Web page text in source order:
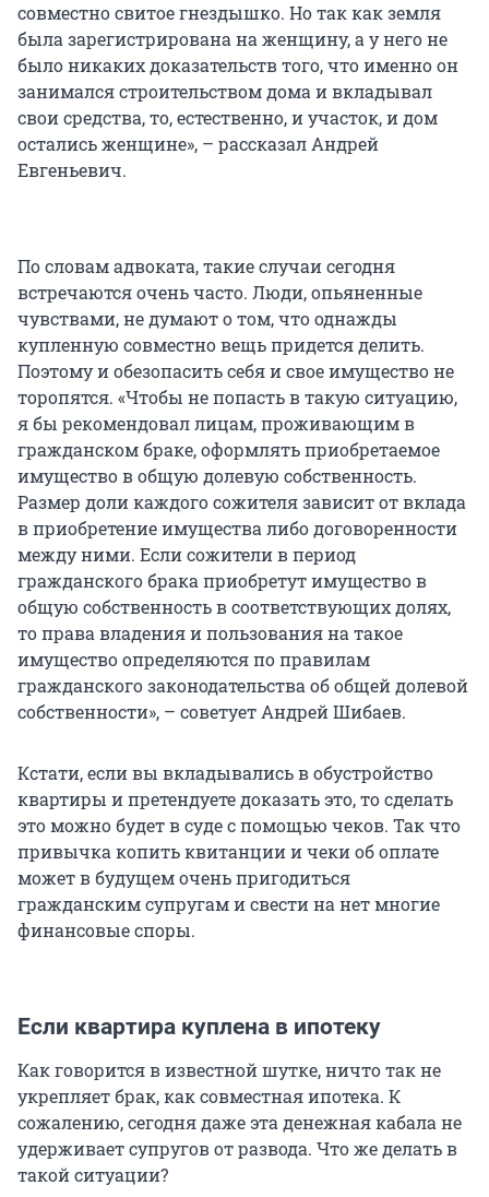
совместно свитое гнездышко. Но так как земля
была зарегистрирована на женщину, а у него не
было никаких доказательств того, что именно он
занимался строительством дома и вкладывал
свои средства, то, естественно, и участок, и дом
остались женщине», – рассказал Андрей
Евгеньевич.
По словам адвоката, такие случаи сегодня
встречаются очень часто. Люди, опьяненные
чувствами, не думают о том, что однажды
купленную совместно вещь придется делить.
Поэтому и обезопасить себя и свое имущество не
торопятся. «Чтобы не попасть в такую ситуацию,
я бы рекомендовал лицам, проживающим в
гражданском браке, оформлять приобретаемое
имущество в общую долевую собственность.
Размер доли каждого сожителя зависит от вклада
в приобретение имущества либо договоренности
между ними. Если сожители в период
гражданского брака приобретут имущество в
общую собственность в соответствующих долях,
то права владения и пользования на такое
имущество определяются по правилам
гражданского законодательства об общей долевой
собственности», – советует Андрей Шибаев.
Кстати, если вы вкладывались в обустройство
квартиры и претендуете доказать это, то сделать
это можно будет в суде с помощью чеков. Так что
привычка копить квитанции и чеки об оплате
может в будущем очень пригодиться
гражданским супругам и свести на нет многие
финансовые споры.
Если квартира куплена в ипотеку
Как говорится в известной шутке, ничто так не
укрепляет брак, как совместная ипотека. К
сожалению, сегодня даже эта денежная кабала не
удерживает супругов от развода. Что же делать в
такой ситуации?